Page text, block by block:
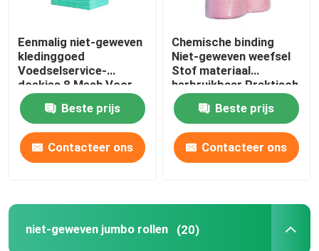
Eenmalig niet-geweven
kledinggoed
Voedselservice-
doekjes 8 Mesh Voor
schotel
Beste prijs
Contacteer ons
Chemische binding
Niet-geweven weefsel
Stof materiaal
herbruikbaar Praktisch
Beste prijs
Contacteer ons
niet-geweven jumbo rollen (20)